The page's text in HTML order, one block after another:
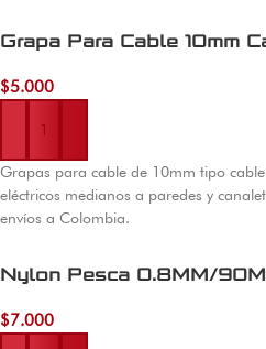
Grapa Para Cable 10mm
$5.000
Añadir al carrito
Grapas para cable de 10mm tipo
eléctricos medianos a paredes y
envíos a Colombia.
Nylon Pesca 0.8MM/
$7.000
Añadir al carrito